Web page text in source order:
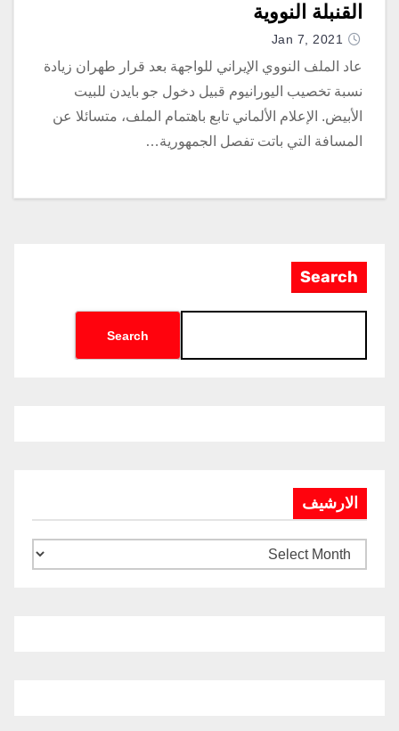
القنبلة النووية
Jan 7, 2021
عاد الملف النووي الإيراني للواجهة بعد قرار طهران زيادة
نسبة تخصيب اليورانيوم قبيل دخول جو بايدن للبيت
الأبيض. الإعلام الألماني تابع باهتمام الملف، متسائلا عن
المسافة التي باتت تفصل الجمهورية…
Search
Search
الارشيف